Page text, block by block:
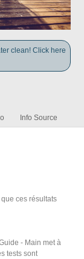
clean! Click here
Info Source
ces résultats
- Main met à
tests sont